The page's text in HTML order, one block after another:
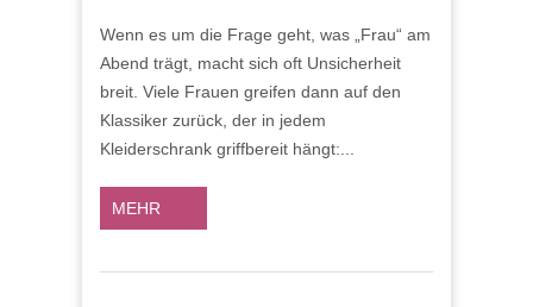
–
ALTERNATIVEN
ZUM
Wenn es um die Frage geht, was „Frau“ am
Abend trägt, macht sich oft Unsicherheit
breit. Viele Frauen greifen dann auf den
Klassiker zurück, der in jedem
Kleiderschrank griffbereit hängt:...
MEHR